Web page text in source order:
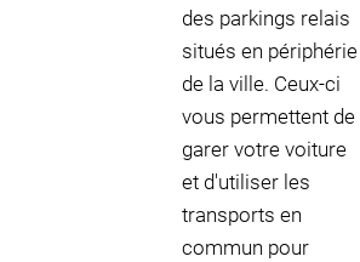
des parkings relais
situés en périphérie
de la ville. Ceux-ci
vous permettent de
garer votre voiture
et d'utiliser les
transports en
commun pour